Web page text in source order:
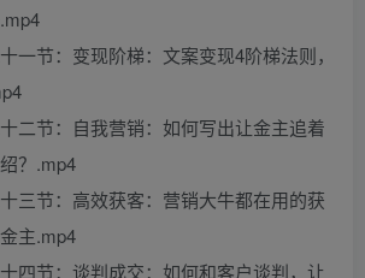
一节：变现阶梯：文案变现4阶梯法则，
十二节：自我营销：如何写出让金主追着
？.mp4
十三节：高效获客：营销大牛都在用的获
主.mp4
十四节：谈判成交：如何和客户谈判，让